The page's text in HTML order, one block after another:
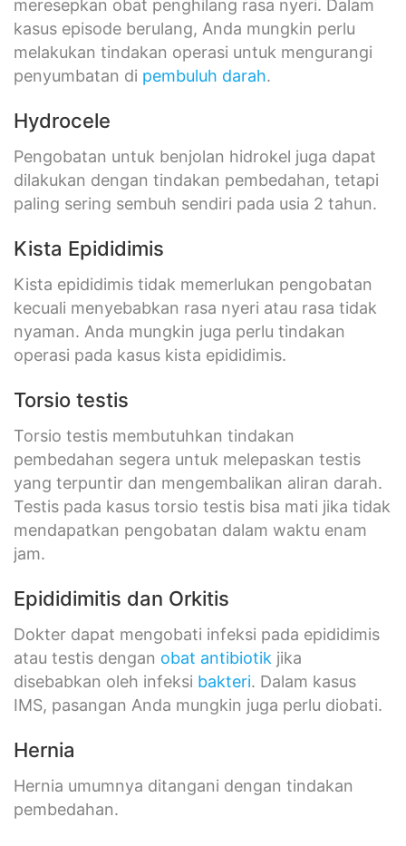
meresepkan obat penghilang rasa nyeri. Dalam
kasus episode berulang, Anda mungkin perlu
melakukan tindakan operasi untuk mengurangi
penyumbatan di pembuluh darah.
Hydrocele
Pengobatan untuk benjolan hidrokel juga dapat
dilakukan dengan tindakan pembedahan, tetapi
paling sering sembuh sendiri pada usia 2 tahun.
Kista Epididimis
Kista epididimis tidak memerlukan pengobatan
kecuali menyebabkan rasa nyeri atau rasa tidak
nyaman. Anda mungkin juga perlu tindakan
operasi pada kasus kista epididimis.
Torsio testis
Torsio testis membutuhkan tindakan
pembedahan segera untuk melepaskan testis
yang terpuntir dan mengembalikan aliran darah.
Testis pada kasus torsio testis bisa mati jika tidak
mendapatkan pengobatan dalam waktu enam
jam.
Epididimitis dan Orkitis
Dokter dapat mengobati infeksi pada epididimis
atau testis dengan obat antibiotik jika
disebabkan oleh infeksi bakteri. Dalam kasus
IMS, pasangan Anda mungkin juga perlu diobati.
Hernia
Hernia umumnya ditangani dengan tindakan
pembedahan.